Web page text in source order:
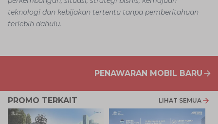
teknologi dan kebijakan tertentu tanpa pemberitahuan
terlebih dahulu.
PENAWARAN MOBIL BARU
PROMO TERKAIT LIHAT SEMUA